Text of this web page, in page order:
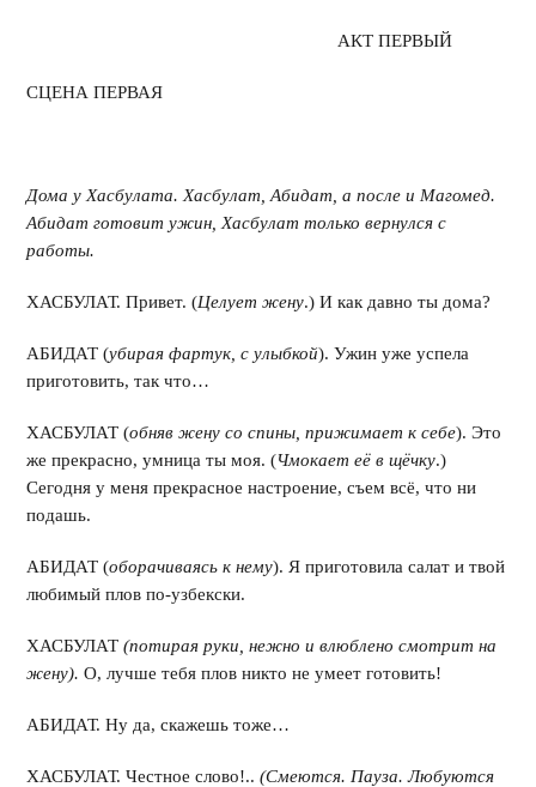
АКТ ПЕРВЫЙ
СЦЕНА ПЕРВАЯ
Дома у Хасбулата. Хасбулат, Абидат, а после и Магомед.
Абидат готовит ужин, Хасбулат только вернулся с
работы.
ХАСБУЛАТ. Привет. (Целует жену.) И как давно ты дома?
АБИДАТ (убирая фартук, с улыбкой). Ужин уже успела
приготовить, так что…
ХАСБУЛАТ (обняв жену со спины, прижимает к себе). Это
же прекрасно, умница ты моя. (Чмокает её в щёчку.)
Сегодня у меня прекрасное настроение, съем всё, что ни
подашь.
АБИДАТ (оборачиваясь к нему). Я приготовила салат и твой
любимый плов по-узбекски.
ХАСБУЛАТ(потирая руки, нежно и влюблено смотрит на
жену). О, лучше тебя плов никто не умеет готовить!
АБИДАТ. Ну да, скажешь тоже…
ХАСБУЛАТ. Честное слово!..(Смеются. Пауза. Любуются